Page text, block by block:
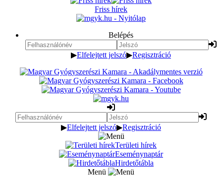
Friss hírek
Belépés
▶Elfelejtett jelszó▶Regisztráció
▶Elfelejtett jelszó▶Regisztráció
Területi hírek
Eseménynaptár
Hirdetőtábla
Menü